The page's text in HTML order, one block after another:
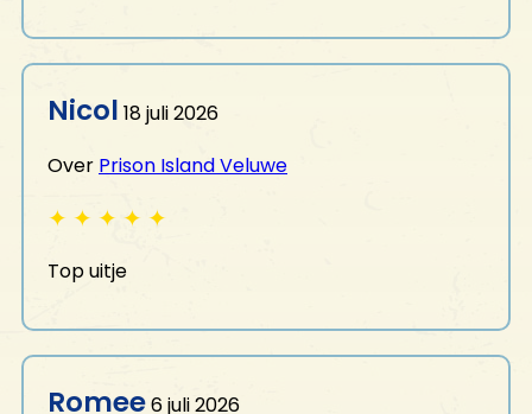
Nicol 18 juli 2026
Over Prison Island Veluwe
✦ ✦ ✦ ✦ ✦
Top uitje
Romee6 juli 2026